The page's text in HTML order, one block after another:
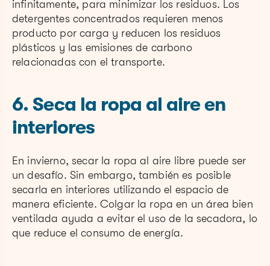
infinitamente, para minimizar los residuos. Los
detergentes concentrados requieren menos
producto por carga y reducen los residuos
plásticos y las emisiones de carbono
relacionadas con el transporte.
6. Seca la ropa al aire en
interiores
En invierno, secar la ropa al aire libre puede ser
un desafío. Sin embargo, también es posible
secarla en interiores utilizando el espacio de
manera eficiente. Colgar la ropa en un área bien
ventilada ayuda a evitar el uso de la secadora, lo
que reduce el consumo de energía.